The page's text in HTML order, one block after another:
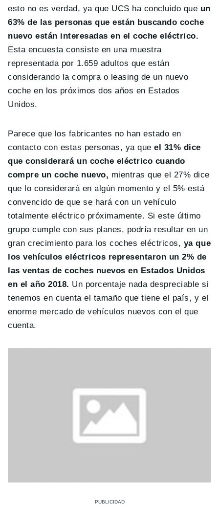
esto no es verdad, ya que UCS ha concluido que un
63% de las personas que están buscando coche
nuevo están interesadas en el coche eléctrico.
Esta encuesta consiste en una muestra
representada por 1.659 adultos que están
considerando la compra o leasing de un nuevo
coche en los próximos dos años en Estados
Unidos.
Parece que los fabricantes no han estado en
contacto con estas personas, ya queel 31% dice
que considerará un coche eléctrico cuando
compre un coche nuevo, mientras que el 27% dice
que lo considerará en algún momento y el 5% está
convencido de que se hará con un vehículo
totalmente eléctrico próximamente. Si este último
grupo cumple con sus planes, podría resultar en un
gran crecimiento para los coches eléctricos, ya que
los vehículos eléctricos representaron un 2% de
las ventas de coches nuevos en Estados Unidos
en el año 2018. Un porcentaje nada despreciable si
tenemos en cuenta el tamaño que tiene el país, y el
enorme mercado de vehículos nuevos con el que
cuenta.